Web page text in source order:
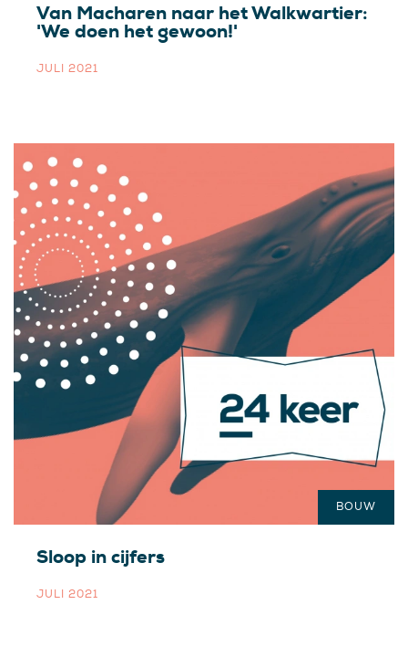
Van Macharen naar het Walkwartier:
'We doen het gewoon!'
JULI 2021
Sloop in cijfers
JULI 2021
BOUW